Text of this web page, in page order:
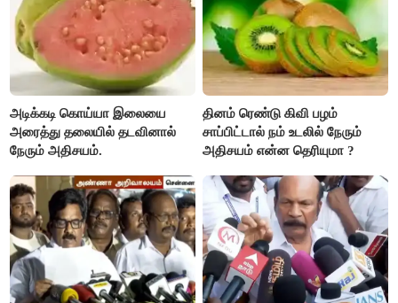
அடிக்கடி கொய்யா இலையை
அரைத்து தலையில் தடவினால்
நேரும் அதிசயம்.
தினம் ரெண்டு கிவி பழம்
சாப்பிட்டால் நம் உடலில் நேரும்
அதிசயம் என்ன தெரியுமா ?